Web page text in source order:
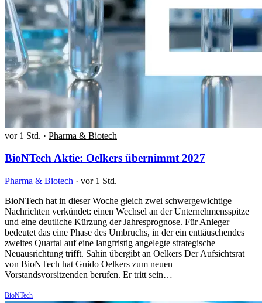
vor 1 Std. · Pharma & Biotech
BioNTech Aktie: Oelkers übernimmt 2027
Pharma & Biotech · vor 1 Std.
BioNTech hat in dieser Woche gleich zwei schwergewichtige
Nachrichten verkündet: einen Wechsel an der Unternehmensspitze
und eine deutliche Kürzung der Jahresprognose. Für Anleger
bedeutet das eine Phase des Umbruchs, in der ein enttäuschendes
zweites Quartal auf eine langfristig angelegte strategische
Neuausrichtung trifft. Sahin übergibt an Oelkers Der Aufsichtsrat
von BioNTech hat Guido Oelkers zum neuen
Vorstandsvorsitzenden berufen. Er tritt sein…
BioNTech